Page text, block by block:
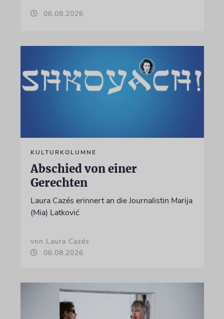
06.08.2026
KULTURKOLUMNE
Abschied von einer
Gerechten
Laura Cazés erinnert an die Journalistin Marija
(Mia) Latković
von Laura Cazés
06.08.2026